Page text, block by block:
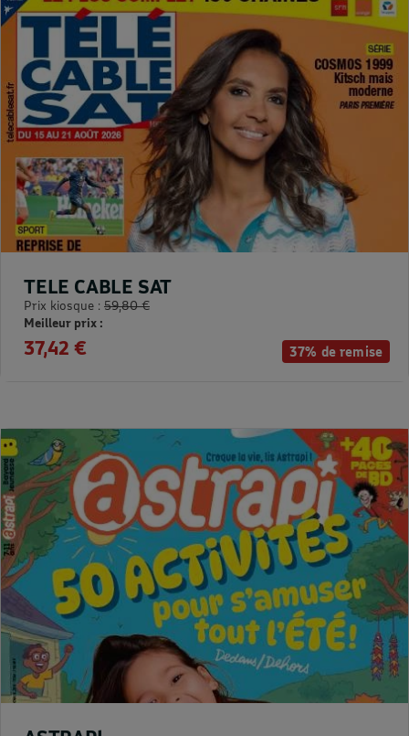
37% de remise
TELE CABLE SAT
Prix kiosque : 59,80 €
Meilleur prix :
37,42 €